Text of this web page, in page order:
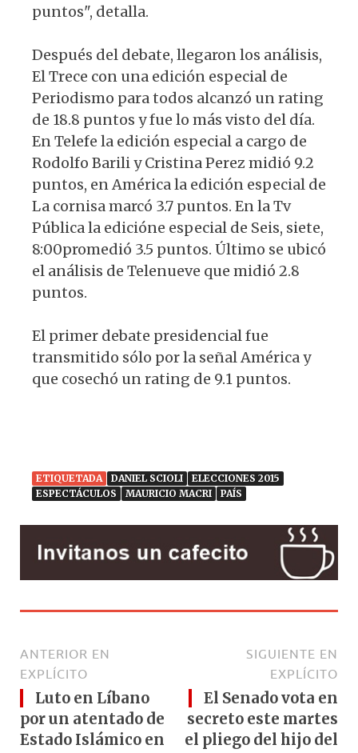
puntos", detalla.
Después del debate, llegaron los análisis,
El Trece con una edición especial de
Periodismo para todos alcanzó un rating
de 18.8 puntos y fue lo más visto del día.
En Telefe la edición especial a cargo de
Rodolfo Barili y Cristina Perez midió 9.2
puntos, en América la edición especial de
La cornisa marcó 3.7 puntos. En la Tv
Pública la edicióne especial de Seis, siete,
8:00promedió 3.5 puntos. Último se ubicó
el análisis de Telenueve que midió 2.8
puntos.
El primer debate presidencial fue
transmitido sólo por la señal América y
que cosechó un rating de 9.1 puntos.
ETIQUETADA DANIEL SCIOLI
ELECCIONES 2015
ESPECTÁCULOS
MAURICIO MACRI PAÍS
ANTERIOR EN
EXPLÍCITO
Luto en Líbano
por un atentado de
Estado Islámico en
SIGUIENTE EN
EXPLÍCITO
El Senado vota en
secreto este martes
el pliego del hijo del